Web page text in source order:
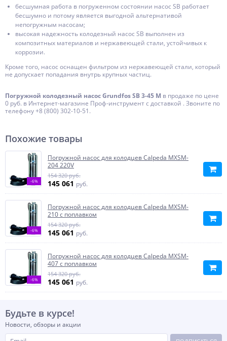
бесшумная работа в погруженном состоянии насос SB работает
бесшумно и потому является выгодной альтернативой
непогружным насосам;
высокая надежность колодезный насос SB выполнен из
композитных материалов и нержавеющей стали, устойчивых к
коррозии.
Кроме того, насос оснащен фильтром из нержавеющей стали, который
не допускает попадания внутрь крупных частиц.
Погружной колодезный насос Grundfos SB 3-45 M в продаже по цене
0 руб. в Интернет-магазине Проф-инструмент с доставкой . Звоните по
телефону +8 (800) 302-10-51.
Похожие товары
-6%
Погружной насос для колодцев Calpeda MXSM-
204 220V
154 320 руб.
145 061 руб.
-6%
Погружной насос для колодцев Calpeda MXSM-
210 с поплавком
154 320 руб.
145 061 руб.
-6%
Погружной насос для колодцев Calpeda MXSM-
407 с поплавком
154 320 руб.
145 061 руб.
Будьте в курсе!
Новости, обзоры и акции